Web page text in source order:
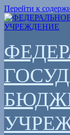
Перейти к